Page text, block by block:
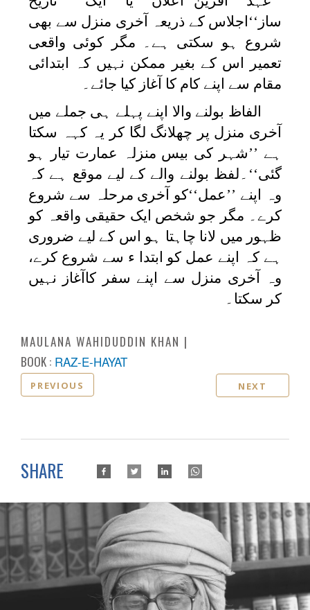
ساز‘‘اجلاس کے ذریعہ آخری منزل سے بھی
شروع ہو سکتی ہے۔ مگر کوئی واقعی
تعمیر اس کے بغیر ممکن نہیں کہ ابتدائی
مقام سے اپنے کام کا آغاز کیا جائے۔
الفاظ بولنے والا اپنے پہلے ہی جملے میں
آخری منزل پر چھلانگ لگا کر یہ کہہ سکتا
ہے ’’شہر کی بیس منزلہ عمارت تیار ہو
گئی‘‘۔لفظ بولنے والے کے لیے موقع ہے کہ
وہ اپنے ’’عمل‘‘کو آخری مرحلہ سے شروع
کرے۔ مگر جو شخص ایک حقیقی واقعہ کو
ظہور میں لانا چاہتا ہو اس کے لیے ضروری
ہے کہ اپنے عمل کو ابتدا ء سے شروع کرے،
وہ آخری منزل سے اپنے سفر کاآغاز نہیں
کر سکتا۔
MAULANA WAHIDUDDIN KHAN
BOOK : RAZ-E-HAYAT
PREVIOUS NEXT
SHARE